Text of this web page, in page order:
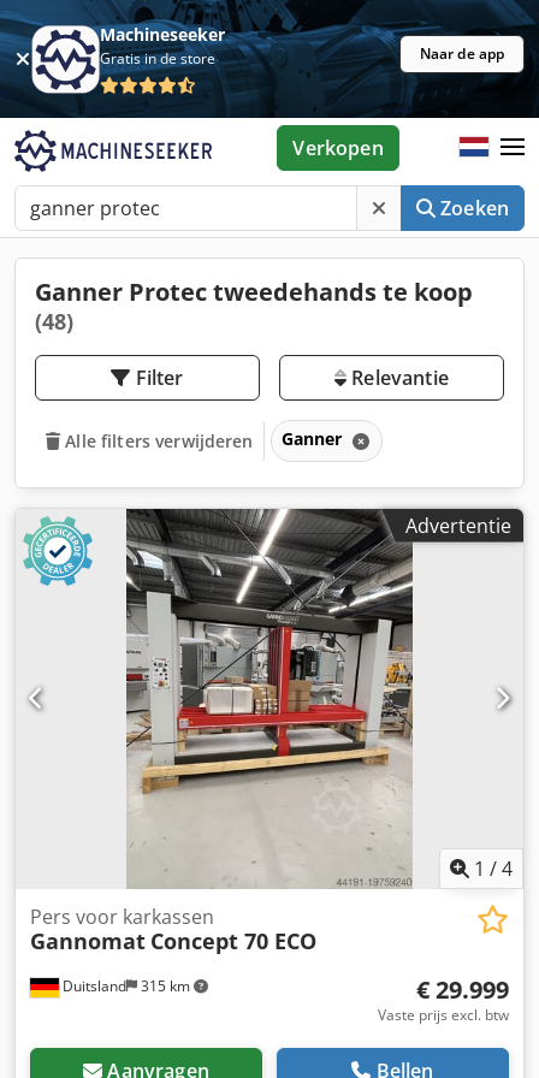
Machineseeker
Gratis in de store Naar de app
Zoeken
Verkopen
Ganner Protec tweedehands te koop
(48)
Filter Relevantie
Alle filters verwijderen Ganner
Advertentie
1 /4
Duitsland 315 km
Pers voor karkassen
Gannomat Concept 70 ECO
€ 29.999
Vaste prijs excl. btw
Aanvragen Bellen